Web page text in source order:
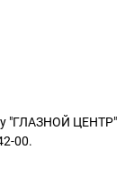
"ГЛАЗНОЙ ЦЕНТР"
00.